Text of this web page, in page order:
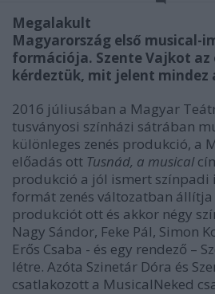
Megalakult
Magyarország első musical-
formációja. Szente Vajkot
kérdeztük, mit jelent mindez
2016 júliusában a Magyar
tusványosi színházi sátrában
különleges zenés produkció, a
előadás ott Tusnád, a musical
produkció a jól ismert színpadi
formát zenés változatban
produkciót ott és akkor négy
Nagy Sándor, Feke Pál, Simon
Erős Csaba - és egy rendező –
létre. Azóta Szinetár Dóra és
csatlakozott a MusicalNeked